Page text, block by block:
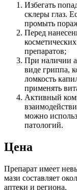
Избегать
склеры глаз.
промыть
Перед
препаратов;
При наличии
виде гриппа,
ломкость
применять
Активный
можно
патологий.
Цена
Препарат имеет
мази составляет
аптеки и региона.